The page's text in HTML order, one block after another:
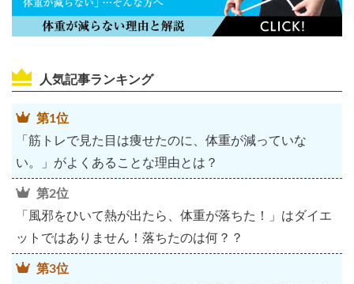
人気記事ランキング
第1位
「筋トレで見た目は痩せたのに、体重が減っていな
い。」がよくあることな理由とは？
第2位
「風邪をひいて熱が出たら、体重が落ちた！」はダイエ
ットではありません！落ちたのは何？？
第3位